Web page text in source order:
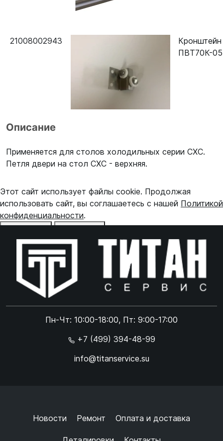
21008002943
Кронштейн
ПВТ70К-
Описание
Применяется для столов холодильных серии СХС.
Петля двери на стол СХС - верхняя.
Пн-Чт: 10:00-18:00, Пт: 9:00-17:00
+7 (499) 394-48-99
info@titanservice.su
Новости Ремонт Оплата и доставка
Этот сайт использует файлы cookie. Продолжая
использовать сайт, вы соглашаетесь с нашей Политикой
конфиденциальности.
Online чат
Online чат